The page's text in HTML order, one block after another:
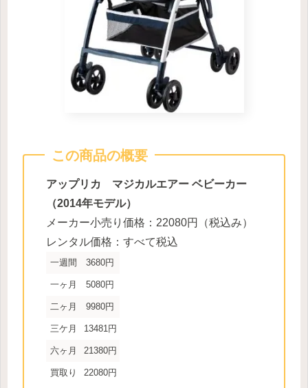
この商品の概要
アップリカ マジカルエアー ベビーカー
（2014年モデル）
メーカー小売り価格：22080円（税込み）
レンタル価格：すべて税込
一週間 3680円
一ヶ月 5080円
二ヶ月 9980円
三ケ月 13481円
六ヶ月 21380円
買取り 22080円